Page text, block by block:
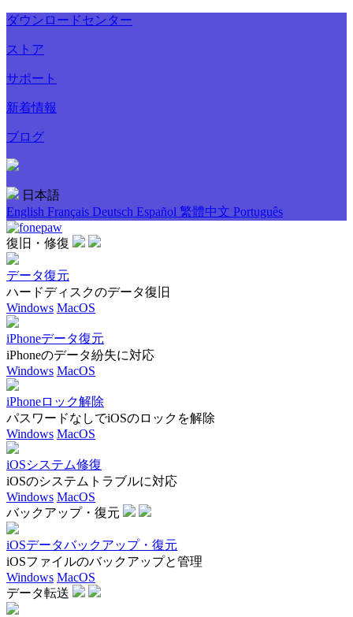
ダウンロードセンター
ストア
サポート
新着情報
ブログ
日本語
English Français Deutsch Español 繁體中文 Português
復旧・修復
データ復元
ハードディスクのデータ復旧
Windows MacOS
iPhoneデータ復元
iPhoneのデータ紛失に対応
Windows MacOS
iPhoneロック解除
パスワードなしでiOSのロックを解除
Windows MacOS
iOSシステム修復
iOSのシステムトラブルに対応
Windows MacOS
バックアップ・復元
iOSデータバックアップ・復元
iOSファイルのバックアップと管理
Windows MacOS
データ転送